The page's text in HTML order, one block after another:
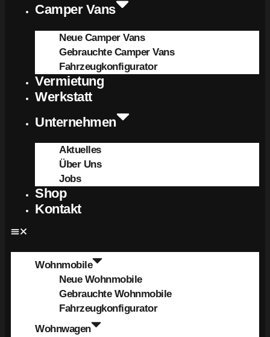
Camper Vans
Neue Camper Vans
Gebrauchte Camper Vans
Fahrzeugkonfigurator
Vermietung
Werkstatt
Unternehmen
Aktuelles
Über Uns
Jobs
Shop
Kontakt
Wohnmobile
Neue Wohnmobile
Gebrauchte Wohnmobile
Fahrzeugkonfigurator
Wohnwagen